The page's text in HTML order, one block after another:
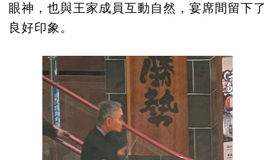
眼神，也與王家成員互動自然，宴席間留下了
良好印象。